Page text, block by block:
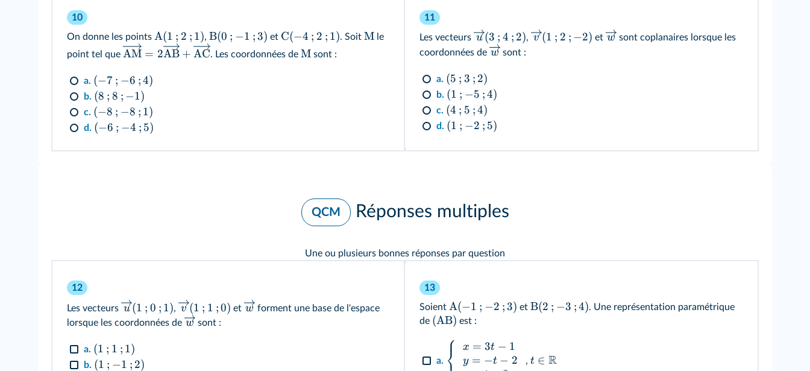
10
On donne les points A(1 ; 2 ; 1), B(0 ; −1 ;3) et C(−4 ; 2 ; 1). Soit M le
point tel que AM = 2AB + AC. Les coordonnées deM sont :
a. (−7 ; −6 ;4)
b. (8 ; 8 ; −1)
c. (−8 ; −8 ; 1)
d. (−6 ; −4 ; 5)
11
Les vecteurs u (3 ; 4 ; 2), v (1 ; 2 ; −2) et w sont coplanaires lorsque les
coordonnées de w sont :
a. (5 ; 3 ; 2)
b. (1 ; −5 ;4)
c. (4 ; 5 ;4)
d. (1 ; −2 ; 5)
QCM Réponses multiples
Une ou plusieurs bonnes réponses par question
12
Les vecteurs u (1 ; 0 ; 1), v (1 ; 1 ;0) et w forment une base de l'espace
lorsque les coordonnées de w sont :
a. (1 ; 1 ; 1)
b. (1 ; −1 ; 2)
13
Soient A(−1 ; −2 ;3) etB(2 ; −3 ;4). Une représentation paramétrique
de (AB) est :
a. ⎨⎧ x = 3t − 1
y = −t − 2 , t ∈ R